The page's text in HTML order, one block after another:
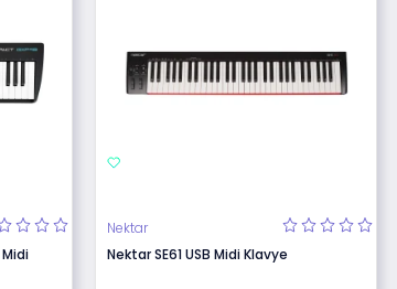
Nektar
Nektar SE61 USB Midi Klavye